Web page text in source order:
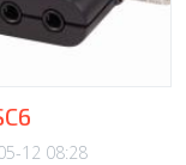
12 08:28